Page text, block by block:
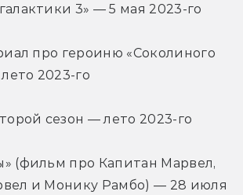
3» — 5 мая 2023-го
про героиню «Соколиного
2023-го
сезон — лето 2023-го
(фильм про Капитан Марвел,
и Монику Рамбо) — 28 июля